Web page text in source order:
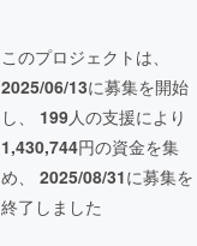
このプロジェクトは、
2025/06/13に募集を開始
し、 199人の支援により
1,430,744円の資金を集
め、 2025/08/31に募集を
終了しました